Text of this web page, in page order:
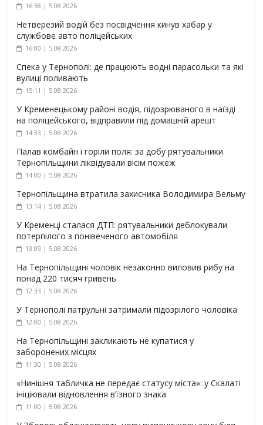
16:38 | 5.08.2026
Нетверезий водій без посвідчення кинув хабар у
службове авто поліцейських
16:00 | 5.08.2026
Спека у Тернополі: де працюють водні парасольки та які
вулиці поливають
15:11 | 5.08.2026
У Кременецькому районі водія, підозрюваного в наїзді
на поліцейського, відправили під домашній арешт
14:33 | 5.08.2026
Палав комбайн і горіли поля: за добу рятувальники
Тернопільщини ліквідували вісім пожеж
14:00 | 5.08.2026
Тернопільщина втратила захисника Володимира Вельму
13:14 | 5.08.2026
У Кременці сталася ДТП: рятувальники деблокували
потерпілого з понівеченого автомобіля
13:09 | 5.08.2026
На Тернопільщині чоловік незаконно виловив рибу на
понад 220 тисяч гривень
12:33 | 5.08.2026
У Тернополі патрульні затримали підозрілого чоловіка
12:00 | 5.08.2026
На Тернопільщині закликають не купатися у
заборонених місцях
11:30 | 5.08.2026
«Нинішня табличка не передає статусу міста»: у Скалаті
ініціювали відновлення в’їзного знака
11:00 | 5.08.2026